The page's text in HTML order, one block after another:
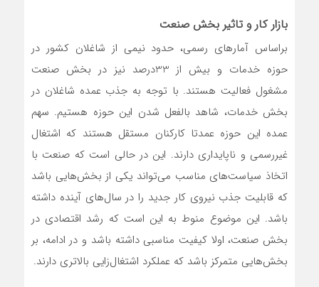
بازار کار و تاثیر بخش صنعت
براساس آمارهای رسمی، حدود نیمی از شاغلان کشور در
حوزه خدمات و بیش از 33‌درصد نیز در بخش صنعت
مشغول فعالیت هستند. با توجه به جذب عمده شاغلان در
بخش خدمات، شاهد بالفعل شدن این حوزه هستیم. سهم
عمده این حوزه عمدتا کارکنان مستقل هستند که اشتغال
غیررسمی و ناپایداری دارند. این در حالی است که صنعت با
اتخاذ سیاست‌‌‌های مناسب می‌تواند یکی از بخش‌‌‌هایی باشد
که قابلیت جذب نیروی کار جدید را در سال‌های آینده داشته
باشد. این موضوع منوط به این است که رشد اقتصادی در
بخش صنعت، اولا کیفیت مناسبی داشته باشد و در ادامه، بر
بخش‌‌‌هایی متمرکز باشد که عملکرد اشتغال‌زایی بالاتری دارند.